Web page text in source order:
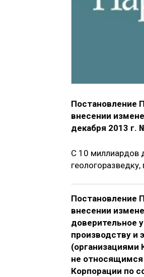
Постановление
внесении
декабря 2013 г.
С 10 миллиардов
Постановление
внесении
доверительное
производству и
(организациями
не
Корпорации по